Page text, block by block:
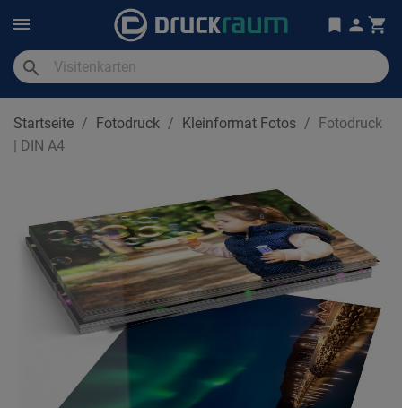
search
Startseite Fotodruck Kleinformat Fotos
Fotodruck
| DIN A4